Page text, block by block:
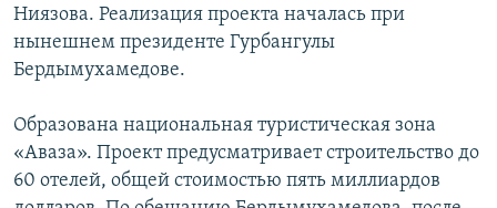
Ниязова. Реализация проекта началась при
нынешнем президенте Гурбангулы
Бердымухамедове.
Образована национальная туристическая зона
«Аваза». Проект предусматривает строительство до
60 отелей, общей стоимостью пять миллиардов